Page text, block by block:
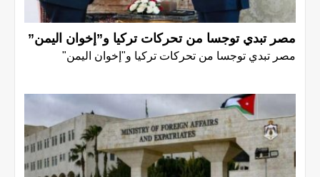
مصر تبدي توجسا من تحركات تركيا و”إخوان اليمن”
مصر تبدي توجسا من تحركات تركيا و"إخوان اليمن"